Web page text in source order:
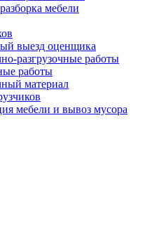
мебели
выезд оценщика
разгрузочные работы
работы
материал
мебели и вывоз мусора